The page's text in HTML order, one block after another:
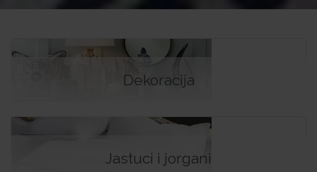
Dekoracija
Jastuci i jorgani